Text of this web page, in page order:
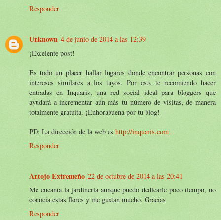
Responder
Unknown 4 de junio de 2014 a las 12:39
¡Excelente post!
Es todo un placer hallar lugares donde encontrar personas con
intereses similares a los tuyos. Por eso, te recomiendo hacer
entradas en Inquaris, una red social ideal para bloggers que
ayudará a incrementar aún más tu número de visitas, de manera
totalmente gratuita. ¡Enhorabuena por tu blog!
PD: La dirección de la web es http://inquaris.com
Responder
Antojo Extremeño 22 de octubre de 2014 a las 20:41
Me encanta la jardinería aunque puedo dedicarle poco tiempo, no
conocía estas flores y me gustan mucho. Gracias
Responder